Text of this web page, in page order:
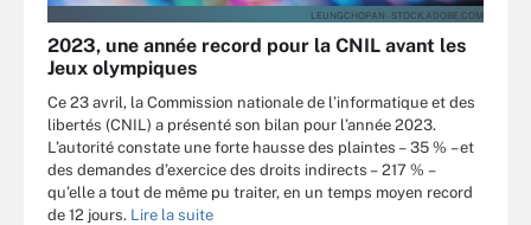
LEUNGCHOPAN - STOCK.ADOBE.COM
2023, une année record pour la CNIL avant les
Jeux olympiques
Ce 23 avril, la Commission nationale de l’informatique et des
libertés (CNIL) a présenté son bilan pour l’année 2023.
L’autorité constate une forte hausse des plaintes – 35 % – et
des demandes d’exercice des droits indirects – 217 % –
qu’elle a tout de même pu traiter, en un temps moyen record
de 12 jours. Lire la suite